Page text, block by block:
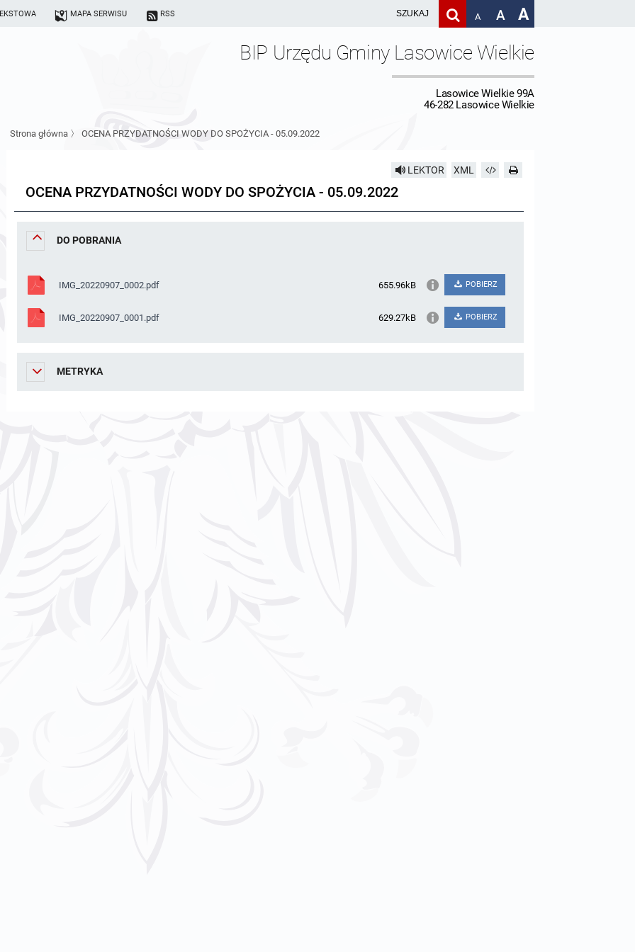
MAPA SERWISU RSS A A A
BIP Urzędu Gminy Lasowice Wielkie
Lasowice Wielkie 99A
46-282 Lasowice Wielkie
Strona główna 〉 OCENA PRZYDATNOŚCI WODY DO SPOŻYCIA - 05.09.2022
LEKTOR XML
OCENA PRZYDATNOŚCI WODY DO SPOŻYCIA - 05.09.2022
DO POBRANIA
IMG_20220907_0002.pdf 655.96kB POBIERZ
IMG_20220907_0001.pdf 629.27kB POBIERZ
METRYKA